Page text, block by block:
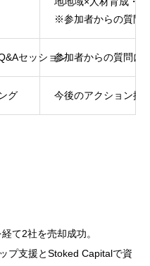
※参加者からの質問
セッション参加者からの質問に
グ 今後のアクション提
て2社を売却成功。
プ支援とStoked Capitalで資